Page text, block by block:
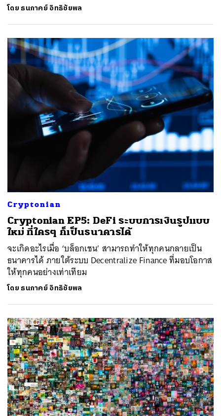
โดย ธนภาคย์ อิทธิชัยพล
Cryptonian
Cryptonian EP5: DeFi ระบบการเงินรูปแบบ
ใหม่ ที่ใครๆ ก็เป็นธนาคารได้
จะเกิดอะไรเมื่อ ‘บล็อกเชน’ สามารถทำให้ทุกคนกลายเป็น
ธนาคารได้ ภายใต้ระบบ Decentralize Finance ที่มอบโอกาส
ให้ทุกคนอย่างเท่าเทียม
โดย ธนภาคย์ อิทธิชัยพล